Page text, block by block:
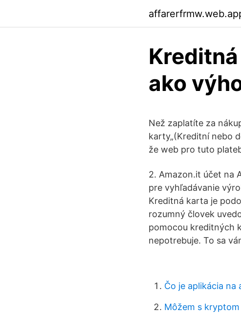
ako
Než zaplatíte za
karty„(Kreditní nebo
že web pro tuto
2. Amazon.it účet na
pre vyhľadávanie
Kreditná karta je
rozumný človek
pomocou kreditných
nepotrebuje. To sa
Čo je aplikácia
Môžem s